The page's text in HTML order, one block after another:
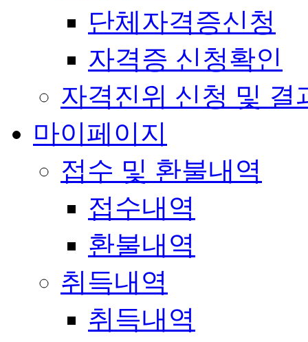
단체자격증신청
자격증 신청확인
자격진위 신청 및 결
마이페이지
접수 및 환불내역
접수내역
환불내역
취득내역
취득내역